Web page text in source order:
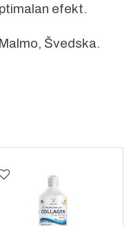
efekt.
Švedska.